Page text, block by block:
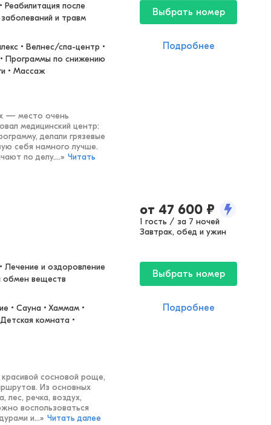
Реабилитация после
заболеваний и травм
• Велнес/спа-центр •
Программы по снижению
• Массаж
— место очень
медицинский центр:
делали грязевые
себя намного лучше.
по делу....» Читать
Выбрать номер
Подробнее
Лечение и оздоровление
обмен веществ
• Сауна • Хаммам •
комната •
сосновой роще,
Из основных
лес, речка, воздух,
воспользоваться
и...» Читать далее
от 47 600 ₽
1 гость / за 7 ночей
Завтрак, обед и ужин
Выбрать номер
Подробнее